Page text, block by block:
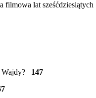
filmowa lat sześćdziesiątych
Wajdy? 147